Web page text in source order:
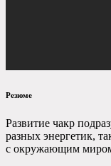
Резюме
Развитие чакр
разных энергетик,
с окружающим